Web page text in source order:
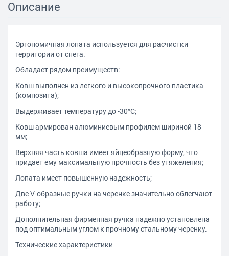
Описание
Эргономичная лопата используется для расчистки
территории от снега.
Обладает рядом преимуществ:
Ковш выполнен из легкого и высокопрочного пластика
(композита);
Выдерживает температуру до -30°С;
Ковш армирован алюминиевым профилем шириной 18
мм;
Верхняя часть ковша имеет яйцеобразную форму, что
придает ему максимальную прочность без утяжеления;
Лопата имеет повышенную надежность;
Две V-образные ручки на черенке значительно облегчают
работу;
Дополнительная фирменная ручка надежно установлена
под оптимальным углом к прочному стальному черенку.
Технические характеристики